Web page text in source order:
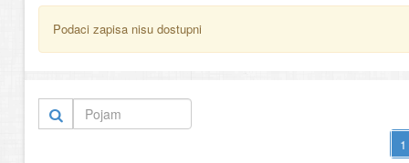
Podaci zapisa nisu dostupni